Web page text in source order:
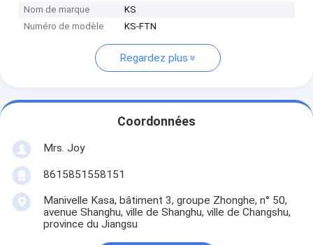
Nom de marque
KS
Numéro de modèle
KS-FTN
Regardez plus
Coordonnées
Mrs. Joy
8615851558151
Manivelle Kasa, bâtiment 3, groupe Zhonghe, n° 50,
avenue Shanghu, ville de Shanghu, ville de Changshu,
province du Jiangsu